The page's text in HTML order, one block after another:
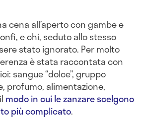
cena all’aperto con gambe e
e chi, seduto allo stesso
stato ignorato. Per molto
è stata raccontata con
sangue “dolce”, gruppo
profumo, alimentazione,
modo in cui le zanzare scelgono
più complicato.